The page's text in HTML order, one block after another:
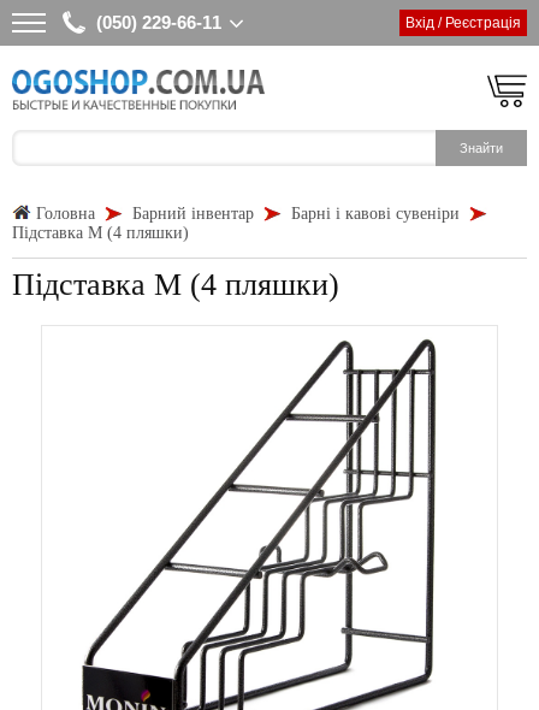
(050) 229-66-11 Вхід / Реєстрація
Головна Барний інвентар
Барні і кавові сувеніри
Підставка М (4 пляшки)
Підставка М (4 пляшки)